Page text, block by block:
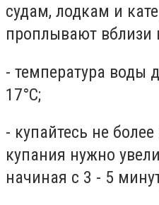
судам, лодкам и
проплывают вблизи
- температура воды
17°С;
- купайтесь не
купания нужно
начиная с 3 - 5